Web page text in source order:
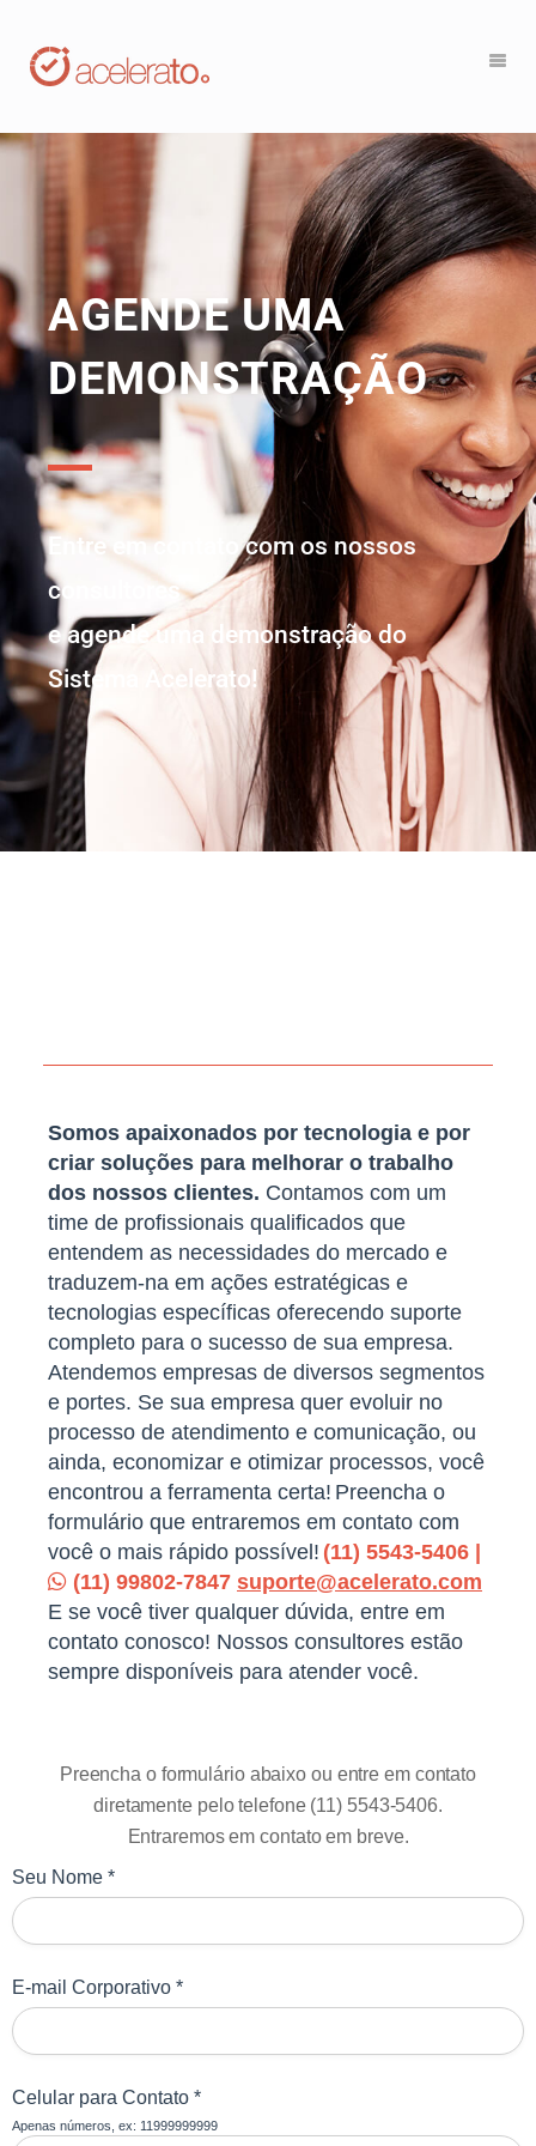
AGENDE UMA
DEMONSTRAÇÃO
Entre em contato com os nossos
consultores
e agende uma demonstração do
Sistema Acelerato!
Somos apaixonados por tecnologia e por
criar soluções para melhorar o trabalho
dos nossos clientes. Contamos com um
time de profissionais qualificados que
entendem as necessidades do mercado e
traduzem-na em ações estratégicas e
tecnologias específicas oferecendo suporte
completo para o sucesso de sua empresa.
Atendemos empresas de diversos segmentos
e portes. Se sua empresa quer evoluir no
processo de atendimento e comunicação, ou
ainda, economizar e otimizar processos, você
encontrou a ferramenta certa! Preencha o
formulário que entraremos em contato com
você o mais rápido possível! (11) 5543-5406 |
(11) 99802-7847 suporte@acelerato.com
E se você tiver qualquer dúvida, entre em
contato conosco! Nossos consultores estão
sempre disponíveis para atender você.
Preencha o formulário abaixo ou entre em contato
diretamente pelo telefone (11) 5543-5406.
Entraremos em contato em breve.
Seu Nome *
E-mail Corporativo *
Celular para Contato *
Apenas números, ex: 11999999999